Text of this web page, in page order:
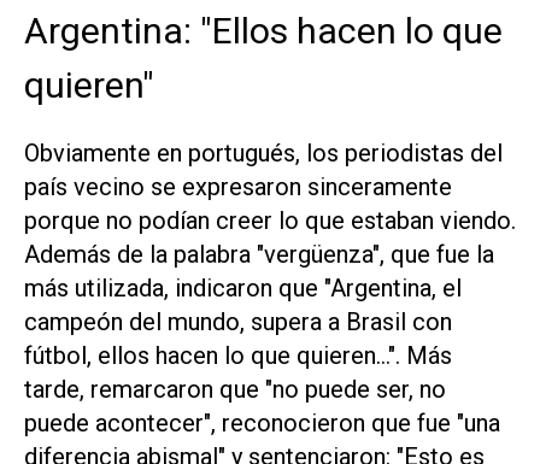
Argentina: "Ellos hacen lo que
quieren"
Obviamente en portugués, los periodistas del
país vecino se expresaron sinceramente
porque no podían creer lo que estaban viendo.
Además de la palabra "vergüenza", que fue la
más utilizada, indicaron que "Argentina, el
campeón del mundo, supera a Brasil con
fútbol, ellos hacen lo que quieren...". Más
tarde, remarcaron que "no puede ser, no
puede acontecer", reconocieron que fue "una
diferencia abismal" y sentenciaron: "Esto es